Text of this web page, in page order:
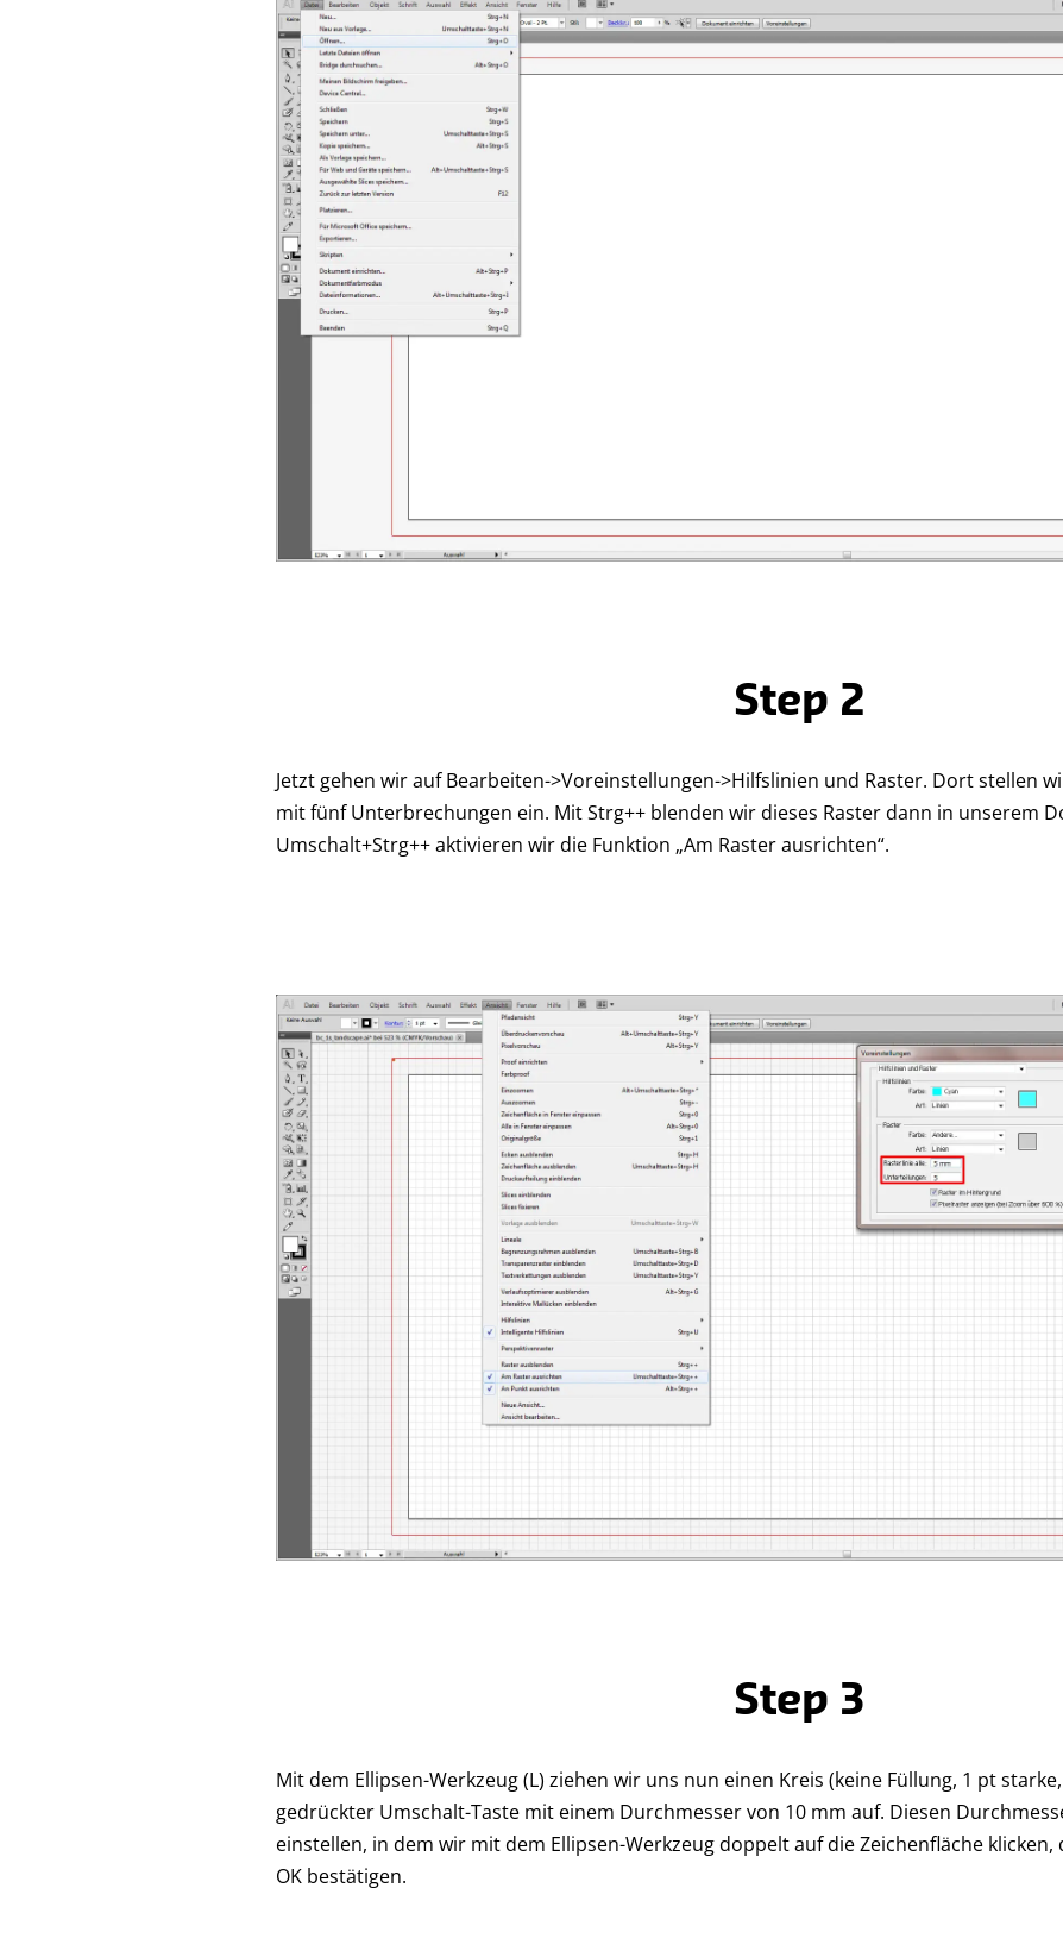
Step 2
Jetzt gehen wir auf Bearbeiten->Voreinstellungen->Hilfslinien und Raster. Dort stellen
mit fünf Unterbrechungen ein. Mit Strg++ blenden wir dieses Raster dann in unserem
Umschalt+Strg++ aktivieren wir die Funktion „Am Raster ausrichten“.
Step 3
Mit dem Ellipsen-Werkzeug (L) ziehen wir uns nun einen Kreis (keine Füllung, 1 pt
gedrückter Umschalt-Taste mit einem Durchmesser von 10 mm auf. Diesen
einstellen, in dem wir mit dem Ellipsen-Werkzeug doppelt auf die Zeichenfläche
OK bestätigen.